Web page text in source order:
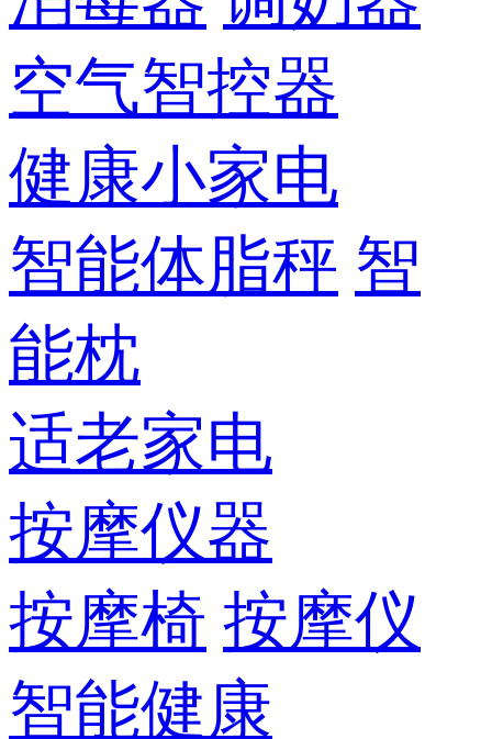
空气智控器
健康小家电
智能体脂秤 智
能枕
适老家电
按摩仪器
按摩椅 按摩仪
智能健康